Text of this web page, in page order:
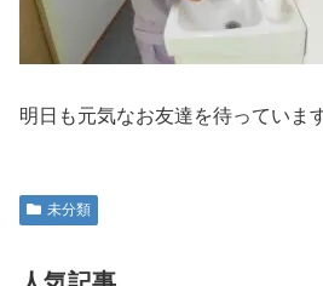
明日も元気なお友達を待っていま
未分類